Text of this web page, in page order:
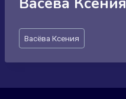
Метки
записи:
Васёва Ксения